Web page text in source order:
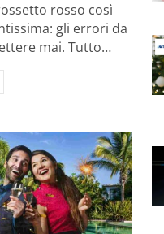
rosso così
gli errori da
mai. Tutto…